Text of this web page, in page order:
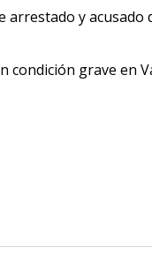
arrestado y acusado
condición grave en